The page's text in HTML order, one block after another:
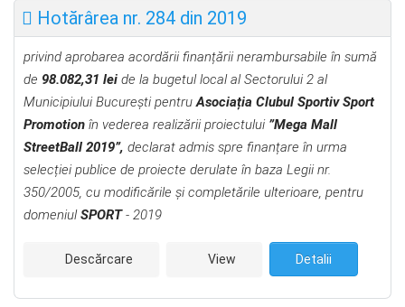
Hotărârea nr. 284 din 2019
privind aprobarea acordării finanțării nerambursabile în sumă
de 98.082,31 lei de la bugetul local al Sectorului 2 al
Municipiului București pentru Asociația Clubul Sportiv Sport
Promotion în vederea realizării proiectului ”Mega Mall
StreetBall 2019”, declarat admis spre finanțare în urma
selecției publice de proiecte derulate în baza Legii nr.
350/2005, cu modificările şi completările ulterioare, pentru
domeniulSPORT- 2019
Descărcare View Detalii